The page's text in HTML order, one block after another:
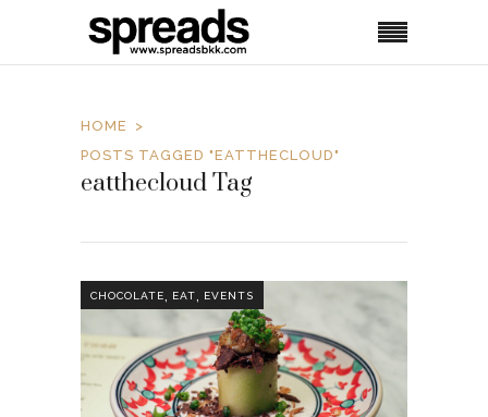
HOME
POSTS TAGGED "EATTHECLOUD"
eatthecloud Tag
CHOCOLATE, EAT, EVENTS